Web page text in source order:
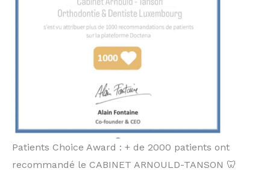
Patients Choice Award : + de 2000 patients ont
recommandé le CABINET ARNOULD-TANSON 🦷